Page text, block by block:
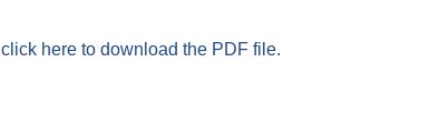
click here to download the PDF file.